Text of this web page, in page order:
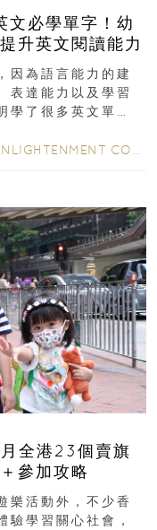
文必學單字！幼
升英文閱讀能力
因為語言能力的建
表達能力以及學習
學了很多英文單
CORNER
全港23個賣旗
參加攻略
樂活動外，不少香
驗學習關心社會，